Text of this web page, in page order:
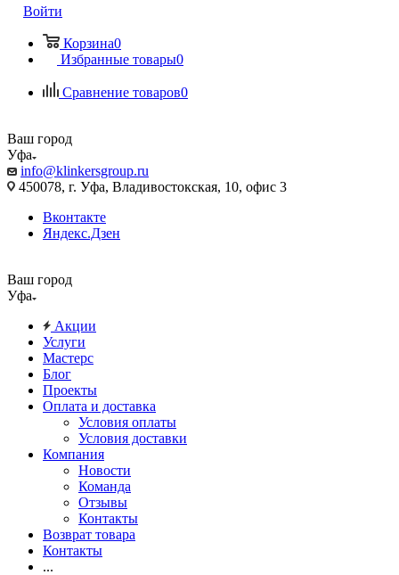
Войти
Корзина0
Избранные товары0
Сравнение товаров0
Ваш город
Уфа
info@klinkersgroup.ru
450078, г. Уфа, Владивостокская, 10, офис 3
Вконтакте
Яндекс.Дзен
Ваш город
Уфа
Акции
Услуги
Мастерс
Блог
Проекты
Оплата и доставка
Условия оплаты
Условия доставки
Компания
Новости
Команда
Отзывы
Контакты
Возврат товара
Контакты
...